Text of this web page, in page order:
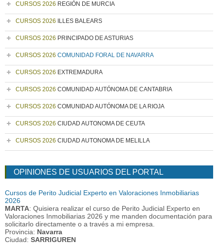
CURSOS 2026 REGIÓN DE MURCIA
CURSOS 2026 ILLES BALEARS
CURSOS 2026 PRINCIPADO DE ASTURIAS
CURSOS 2026 COMUNIDAD FORAL DE NAVARRA
CURSOS 2026 EXTREMADURA
CURSOS 2026 COMUNIDAD AUTÓNOMA DE CANTABRIA
CURSOS 2026 COMUNIDAD AUTÓNOMA DE LA RIOJA
CURSOS 2026 CIUDAD AUTONOMA DE CEUTA
CURSOS 2026 CIUDAD AUTONOMA DE MELILLA
OPINIONES DE USUARIOS DEL PORTAL
Cursos de Perito Judicial Experto en Valoraciones Inmobiliarias
2026
MARTA: Quisiera realizar el curso de Perito Judicial Experto en
Valoraciones Inmobiliarias 2026 y me manden documentación para
solicitarlo directamente o a través a mi empresa.
Provincia: Navarra
Ciudad: SARRIGUREN